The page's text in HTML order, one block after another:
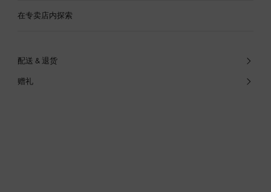
在专卖店内探索
配送 & 退货
赠礼